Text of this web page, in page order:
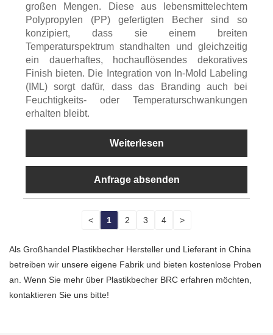
großen Mengen. Diese aus lebensmittelechtem
Polypropylen (PP) gefertigten Becher sind so
konzipiert, dass sie einem breiten
Temperaturspektrum standhalten und gleichzeitig
ein dauerhaftes, hochauflösendes dekoratives
Finish bieten. Die Integration von In-Mold Labeling
(IML) sorgt dafür, dass das Branding auch bei
Feuchtigkeits- oder Temperaturschwankungen
erhalten bleibt.
Weiterlesen
Anfrage absenden
< 1 2 3 4 >
Als Großhandel Plastikbecher Hersteller und Lieferant in China
betreiben wir unsere eigene Fabrik und bieten kostenlose Proben
an. Wenn Sie mehr über Plastikbecher BRC erfahren möchten,
kontaktieren Sie uns bitte!